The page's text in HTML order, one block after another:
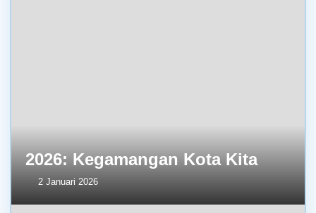
2026: Kegamangan Kota Kita
2 Januari 2026